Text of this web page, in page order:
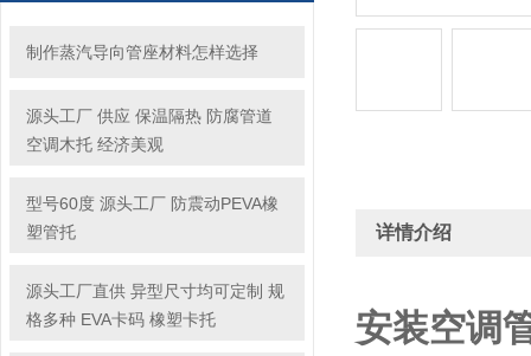
制作蒸汽导向管座材料怎样选择
源头工厂 供应 保温隔热 防腐管道
空调木托 经济美观
型号60度 源头工厂 防震动PEVA橡
塑管托
源头工厂直供 异型尺寸均可定制 规
格多种 EVA卡码 橡塑卡托
详情介绍
安装空调